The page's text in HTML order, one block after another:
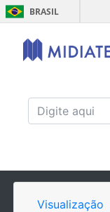
BRASIL
Visualização